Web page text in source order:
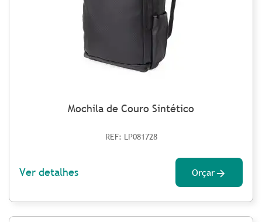
Mochila de Couro Sintético
REF: LP081728
Ver detalhes Orçar